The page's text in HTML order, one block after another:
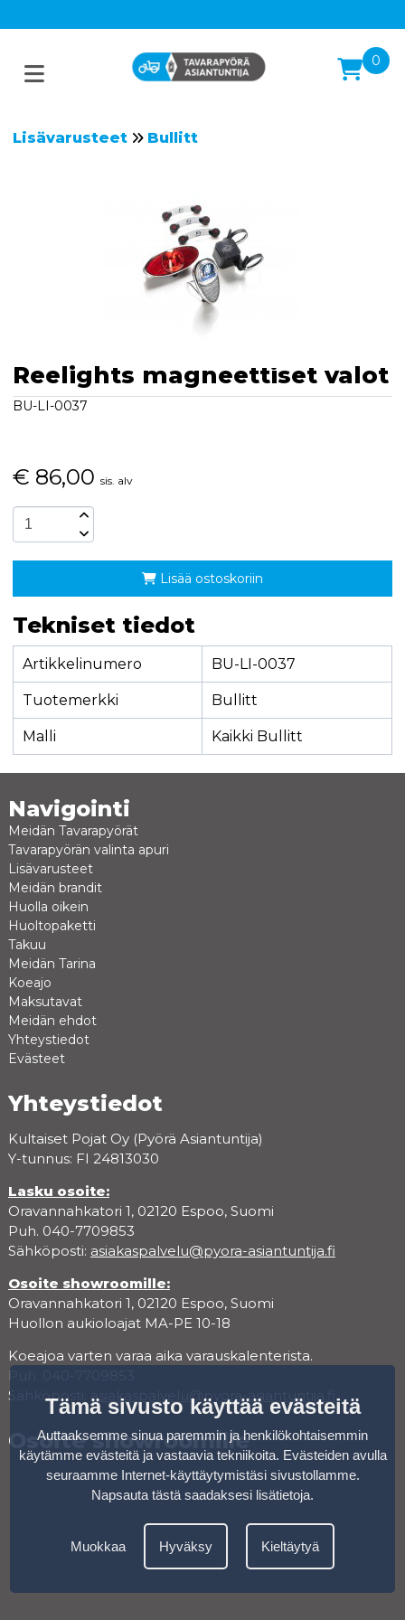
0
Lisävarusteet Bullitt
Reelights magneettiset valot
BU-LI-0037
€ 86,00 sis. alv
Lisää ostoskoriin
Tekniset tiedot
Artikkelinumero BU-LI-0037
Tuotemerkki Bullitt
Malli Kaikki Bullitt
Navigointi
Meidän Tavarapyörät
Tavarapyörän valinta apuri
Lisävarusteet
Meidän brandit
Huolla oikein
Huoltopaketti
Takuu
Meidän Tarina
Koeajo
Maksutavat
Meidän ehdot
Yhteystiedot
Evästeet
Yhteystiedot
Kultaiset Pojat Oy (Pyörä Asiantuntija)
Y-tunnus: FI 24813030
Lasku osoite:
Oravannahkatori 1, 02120 Espoo, Suomi
Puh. 040-7709853
Sähköposti: asiakaspalvelu@pyora-asiantuntija.fi
Osoite showroomille:
Oravannahkatori 1, 02120 Espoo, Suomi
Huollon aukioloajat MA-PE 10-18
Koeajoa varten varaa aika varauskalenterista.
Sähköposti: asiakaspalvelu@pyora-asiantuntija.fi
Osoite showroomille
Tämä sivusto käyttää evästeitä
Auttaaksemme sinua paremmin ja henkilökohtaisemmin
käytämme evästeitä ja vastaavia tekniikoita. Evästeiden avulla
seuraamme Internet-käyttäytymistäsi sivustollamme.
Napsauta tästä saadaksesi lisätietoja.
Muokkaa Hyväksy Kieltäytyä